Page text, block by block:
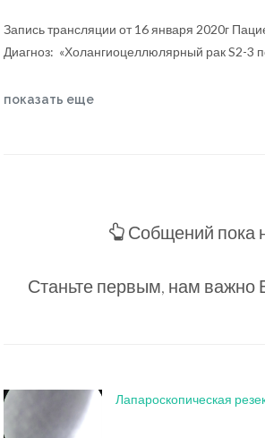
Запись трансляции от 16 января 2020г
Диагноз: «Холангиоцеллюлярный рак S2-3
показать еще
Собщений пока
Станьте первым, нам важно
Лапароскопическая